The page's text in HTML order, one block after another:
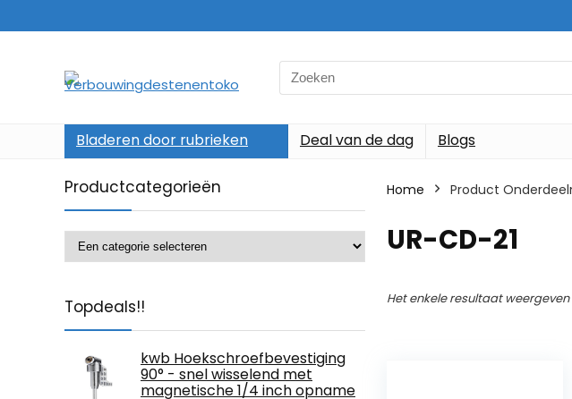
Search
for:
Bladeren door rubrieken Deal van de dag Blogs
Productcategorieën
Topdeals!!
kwb Hoekschroefbevestiging
90° - snel wisselend met
magnetische 1/4 inch opname
Home Product
‎UR-CD-21
Het enkele resultaat weergeven